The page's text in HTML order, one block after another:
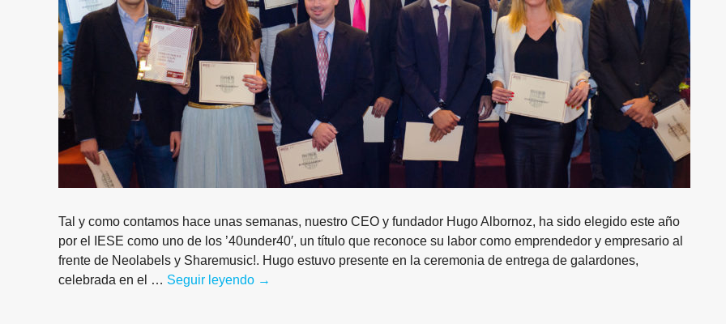
Tal y como contamos hace unas semanas, nuestro CEO y fundador Hugo Albornoz, ha sido elegido este año
por el IESE como uno de los ’40under40′, un título que reconoce su labor como emprendedor y empresario al
frente de Neolabels y Sharemusic!. Hugo estuvo presente en la ceremonia de entrega de galardones,
celebrada en el … Seguir leyendo El IESE reconoce la labor de Hugo Albornoz al frente de Neolabels en los
→